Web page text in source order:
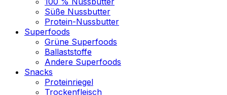
Süße Nussbutter
Protein-Nussbutter
Superfoods
Grüne Superfoods
Ballaststoffe
Andere Superfoods
Snacks
Proteinriegel
Trockenfleisch